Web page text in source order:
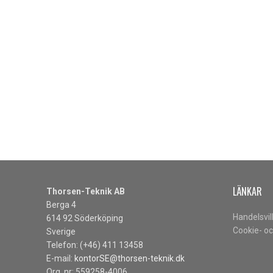
Thorsen-Teknik AB
Berga 4
614 92 Söderköping
Sverige
Telefon: (+46) 411 13458
E-mail: kontorSE@thorsen-teknik.dk
LÄNKAR
Cookie-